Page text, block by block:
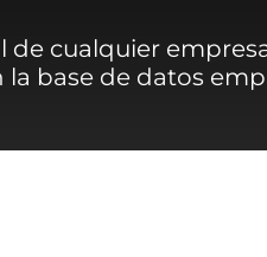
de cualquier
la base de datos